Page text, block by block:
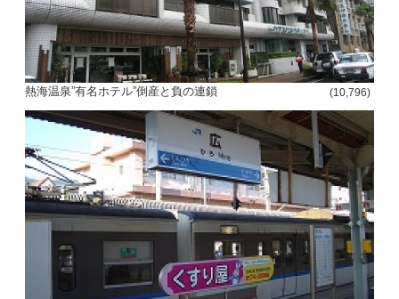
熱海温泉”有名ホテル”倒産と負の連鎖 (10,796)